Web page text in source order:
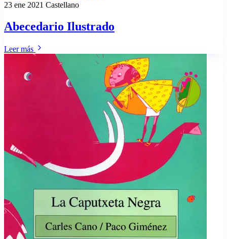
23 ene 2021 Castellano
Abecedario Ilustrado
Leer más